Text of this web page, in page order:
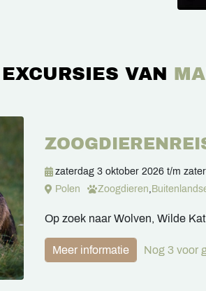
EXCURSIES VAN
zaterdag 3 oktober 2026 t/m
Polen
Zoogdieren
Op zoek naar Wolven, Wilde
Meer informatie Nog 3 voor